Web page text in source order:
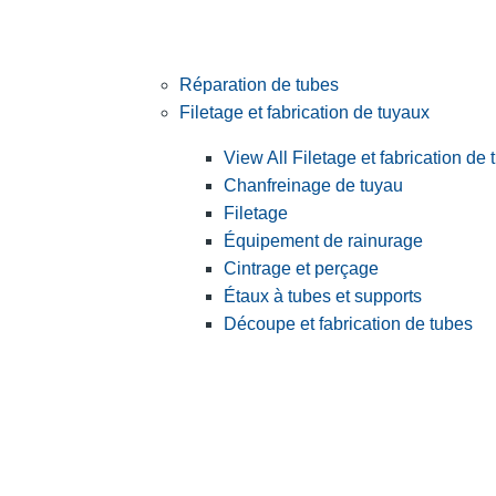
Réparation de tubes
Filetage et fabrication de tuyaux
View All Filetage et fabrication de
Chanfreinage de tuyau
Filetage
Équipement de rainurage
Cintrage et perçage
Étaux à tubes et supports
Découpe et fabrication de tubes